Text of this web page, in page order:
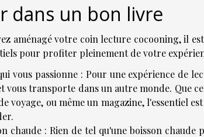
dans un bon livre
aménagé votre coin lecture cocooning, il
pour profiter pleinement de votre
vous passionne : Pour une expérience de
vous transporte dans un autre monde. Que
voyage, ou même un magazine, l'essentiel
chaude : Rien de tel qu'une boisson